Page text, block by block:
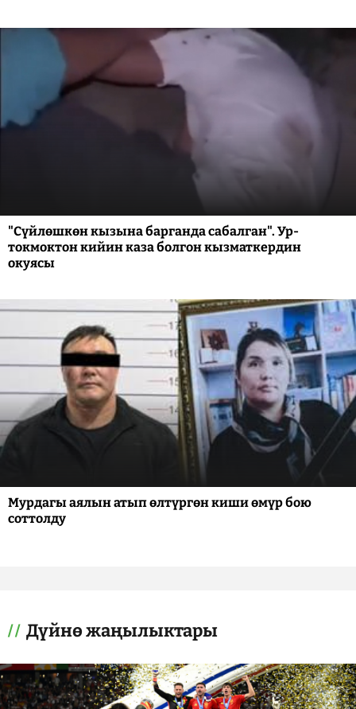
"Сүйлөшкөн кызына барганда сабалган". Ур-
токмоктон кийин каза болгон кызматкердин
окуясы
Мурдагы аялын атып өлтүргөн киши өмүр бою
соттолду
Дүйнө жаңылыктары